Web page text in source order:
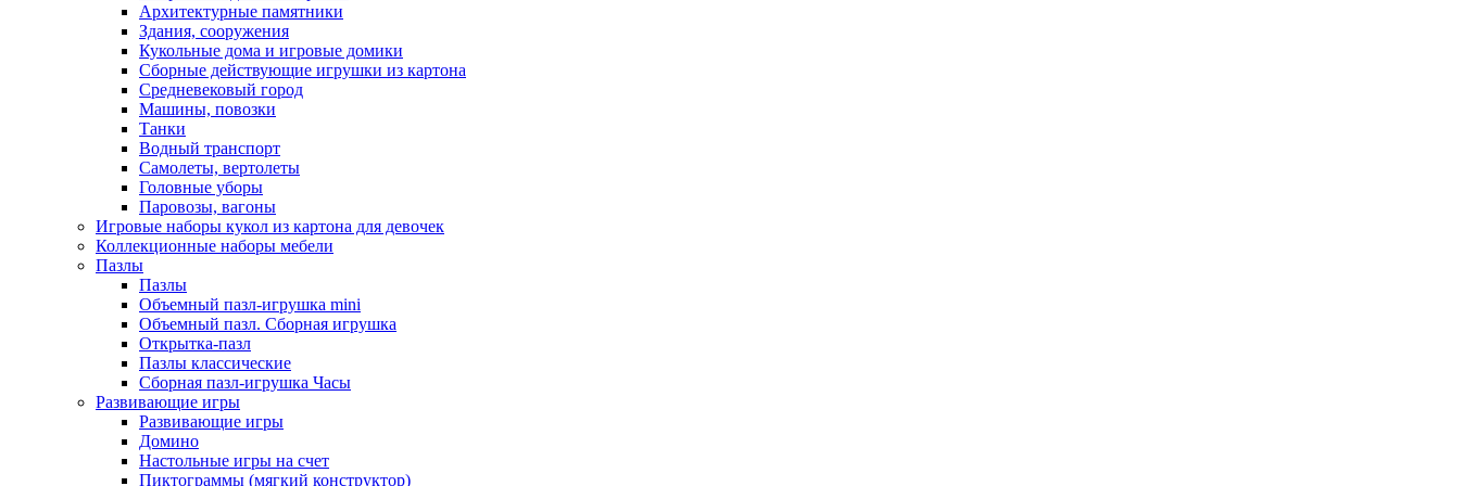
Архитектурные памятники
Здания, сооружения
Кукольные дома и игровые домики
Сборные действующие игрушки из картона
Средневековый город
Машины, повозки
Танки
Водный транспорт
Самолеты, вертолеты
Головные уборы
Паровозы, вагоны
Игровые наборы кукол из картона для девочек
Коллекционные наборы мебели
Пазлы
Пазлы
Объемный пазл-игрушка mini
Объемный пазл. Сборная игрушка
Открытка-пазл
Пазлы классические
Сборная пазл-игрушка Часы
Развивающие игры
Развивающие игры
Домино
Настольные игры на счет
Пиктограммы (мягкий конструктор)